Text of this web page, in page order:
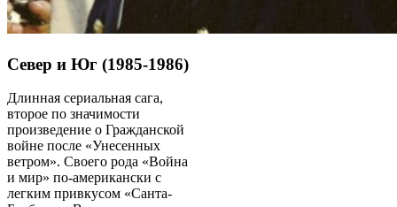
Север и Юг (1985-1986)
Длинная сериальная сага,
второе по значимости
произведение о Гражданской
войне после «Унесенных
ветром». Своего рода «Война
и мир» по-американски с
легким привкусом «Санта-